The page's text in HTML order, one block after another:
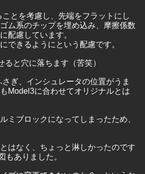
とを考慮し、先端をフラットにし
ム系のチップを埋め込み、摩擦係数
配慮しています。
できるようにという配慮です。
と穴に落ちます（苦笑）
ぎ、インシュレータの位置がうま
Model3に合わせてオリジナルとは
ミブロックになってしまったため、
はなく、ちょっと淋しかったのです
もありました。